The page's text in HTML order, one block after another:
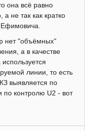
она всё равно
не так как кратко
нет "объёмных"
а в качестве
линии, то есть
выявляется по
по контролю U2 - вот